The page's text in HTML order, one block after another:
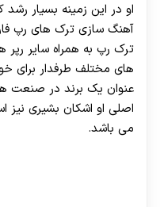
او در این زمینه بسیار رشد
آهنگ سازی ترک های رپ
ترک رپ به همراه سایر رپر
های مختلف طرفدار برای
عنوان یک برند در صنعت
می باشد.